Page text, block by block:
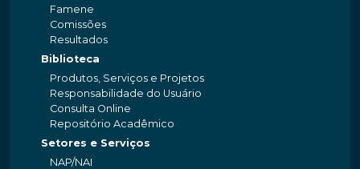
Famene
Comissões
Resultados
Biblioteca
Produtos, Serviços e Projetos
Responsabilidade do Usuário
Consulta Online
Repositório Acadêmico
Setores e Serviços
NAP/NAI